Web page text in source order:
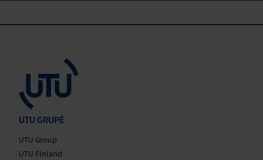
UTU GRUPĖ
UTU Group
UTU Finland